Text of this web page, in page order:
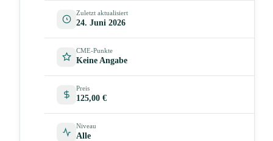
Zuletzt aktualisiert
24. Juni 2026
CME-Punkte
Keine Angabe
Preis
125,00 €
Niveau
Alle